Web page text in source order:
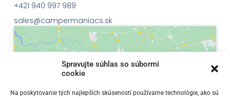
Spravujte súhlas so súbormi
cookie
Na poskytovanie tých najlepších skúseností používame technológie, ako sú
+421 940 997 989
sales@campermaniacs.sk
Klepnutím přijměte marketingové soubory